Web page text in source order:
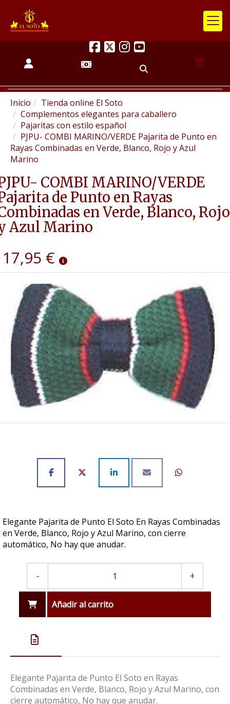
Inicio
Tienda online El Soto
Complementos elegantes para caballero
Pajaritas con estilo español
PJPU- COMBI MARINO/VERDE Pajarita de Punto en
Rayas Combinadas en Verde, Blanco, Rojo y Azul
Marino
COMBI MARINO/VERDE
de Punto en Rayas
en Verde, Blanco, Rojo
Azul Marino
17,95 €
Elegante Pajarita de Punto El Soto En Rayas Combinadas
en Verde, Blanco, Rojo y Azul Marino, con cierre
automático, No hay que anudar.
- +
Añadir al carrito
Elegante Pajarita de Punto El Soto en Rayas
Combinadas en Verde, Blanco, Rojo y Azul Marino, con
cierre automático, No hay que anudar.